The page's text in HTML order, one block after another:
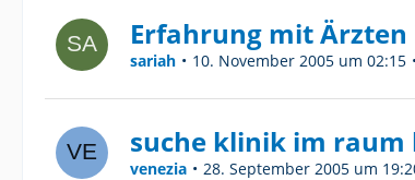
Erfahrung mit Ärzten
sariah 10. November 2005 um 02:15
suche klinik im raum
venezia 28. September 2005 um